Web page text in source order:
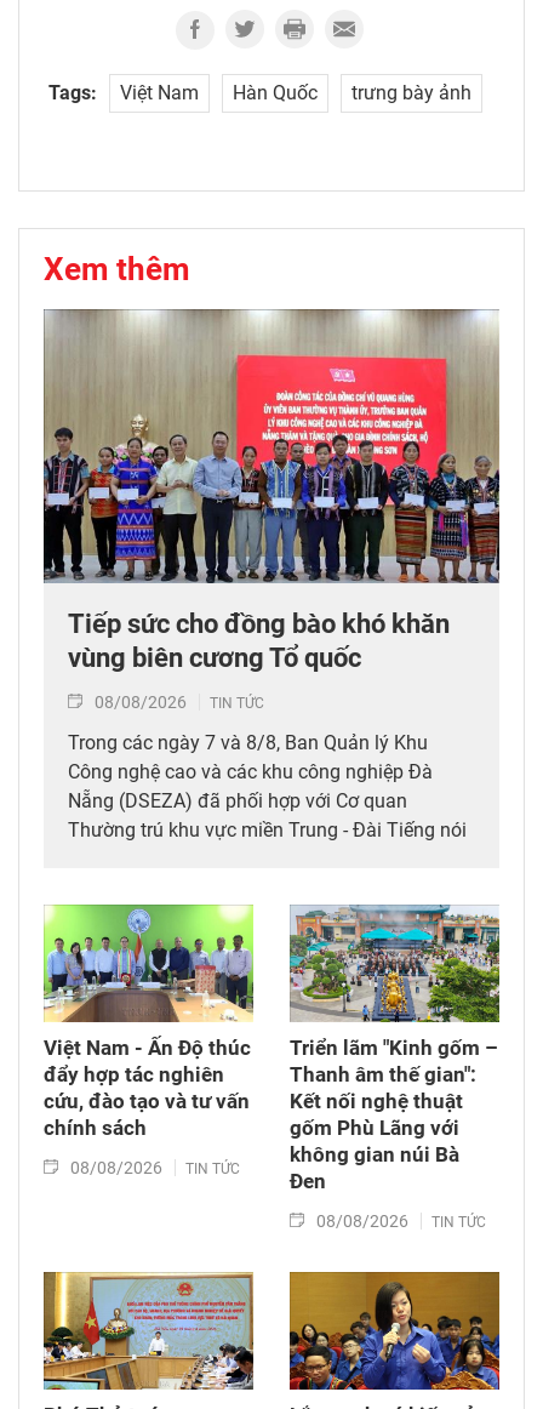
Tags: Việt Nam Hàn Quốc trưng bày ảnh
Xem thêm
Tiếp sức cho đồng bào khó khăn
vùng biên cương Tổ quốc
08/08/2026 TIN TỨC
Trong các ngày 7 và 8/8, Ban Quản lý Khu
Công nghệ cao và các khu công nghiệp Đà
Nẵng (DSEZA) đã phối hợp với Cơ quan
Thường trú khu vực miền Trung - Đài Tiếng nói
cho đồng bào nghèo tại xã biên giới Hùng Sơn
(thành phố Đà Nẵng).
Việt Nam - Ấn Độ thúc
đẩy hợp tác nghiên
cứu, đào tạo và tư vấn
chính sách
08/08/2026 TIN TỨC
Triển lãm "Kinh gốm –
Thanh âm thế gian":
Kết nối nghệ thuật
gốm Phù Lãng với
không gian núi Bà
Đen
08/08/2026 TIN TỨC